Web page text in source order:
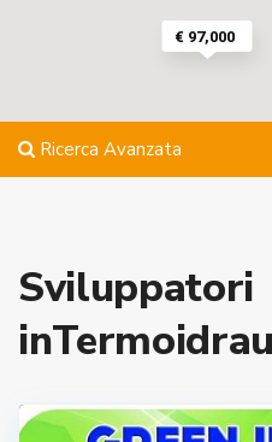
€ 97,000
Ricerca Avanzata
Sviluppatori